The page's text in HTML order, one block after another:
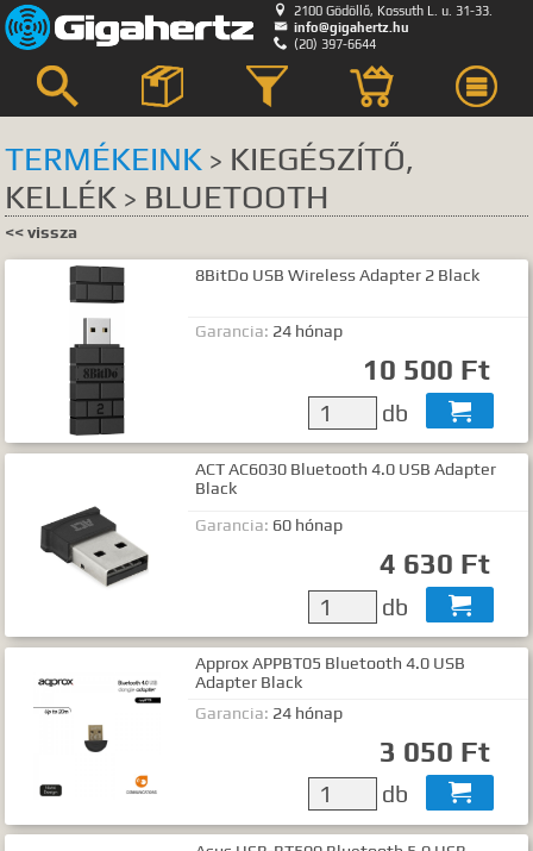
 2100 Gödöllő, Kossuth L. u. 31-33.
info@gigahertz.hu
(20) 397-6644
Keresés
KERESÉS HELYE
összes
Bemutatkozás
Hírek, akciók
Szerviz
GyIK.
Termék kategóriák
Termék leírások
Gyártók
Dokumentumok
TALÁLATOK
Meg kell adnia legalább egy, minimum 3 betűs szót, vagy valamilyen
speciális kifejezést.
szórész*
Mindenképp szerepeljen:
+szó
Semmiképp ne szerepeljen:
-szó
Pontos egyezéshez mindkét esetben használhatja az idézőjeleket:
TERMÉKEINK > KIEGÉSZÍTŐ,
KELLÉK > BLUETOOTH
<< vissza
8BitDo USB Wireless Adapter 2 Black
Garancia: 24 hónap
10 500 Ft
db 
ACT AC6030 Bluetooth 4.0 USB Adapter
Black
Garancia: 60 hónap
4 630 Ft
db 
Approx APPBT05 Bluetooth 4.0 USB
Adapter Black
Garancia: 24 hónap
3 050 Ft
db 